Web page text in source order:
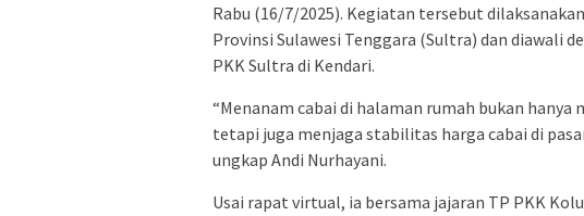
Rabu (16/7/2025). Kegiatan tersebut
Provinsi Sulawesi Tenggara (Sultra) dan diawali
PKK Sultra di Kendari.
“Menanam cabai di halaman rumah bukan
tetapi juga menjaga stabilitas harga cabai di
ungkap Andi Nurhayani.
Usai rapat virtual, ia bersama jajaran TP PKK